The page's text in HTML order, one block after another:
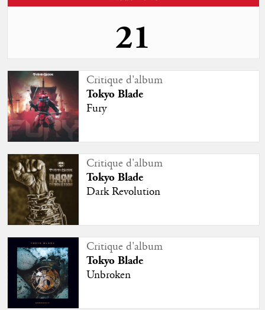
21
Sortie d'album
Tokyo Blade
Hoist The Colours High
Critique d'album
Tokyo Blade
Fury
Critique d'album
Tokyo Blade
Dark Revolution
Critique d'album
Tokyo Blade
Unbroken